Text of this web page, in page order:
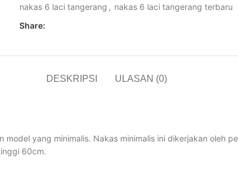
nakas 6 laci tangerang , nakas 6 laci tangerang terbaru
Share:
DESKRIPSI ULASAN (0)
yang minimalis. Nakas minimalis ini dikerjakan oleh
60cm.